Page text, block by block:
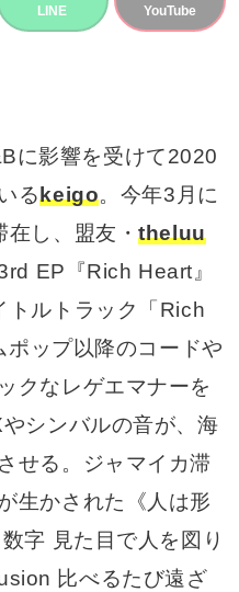
LINE YouTube
に影響を受けて2020
るkeigo。今年3月に
在し、盟友・theluu
EP『Rich Heart』
トルトラック「Rich
ップ以降のコードや
クなレゲエマナーを
シンバルの音が、海
せる。ジャマイカ滞
生かされた《人は形
字 見た目で人を図り
比べるたび遠ざ